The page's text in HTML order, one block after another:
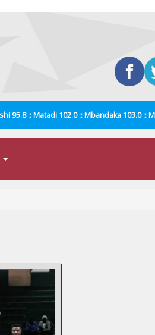
95.8 :: Matadi 102.0 :: Mbandaka 103.0 ::